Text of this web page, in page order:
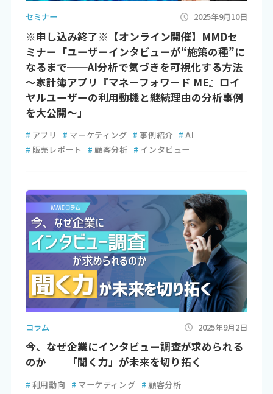
セミナー 2025年9月10日
※申し込み終了※【オンライン開催】MMDセ
ミナー「ユーザーインタビューが“施策の種”に
なるまで──AI分析で気づきを可視化する方法
～家計簿アプリ『マネーフォワード ME』ロイ
ヤルユーザーの利用動機と継続理由の分析事例
を大公開～」
# アプリ # マーケティング # 事例紹介 # AI
# 販売レポート # 顧客分析 # インタビュー
コラム 2025年9月2日
今、なぜ企業にインタビュー調査が求められる
のか──「聞く力」が未来を切り拓く
# 利用動向 # マーケティング # 顧客分析